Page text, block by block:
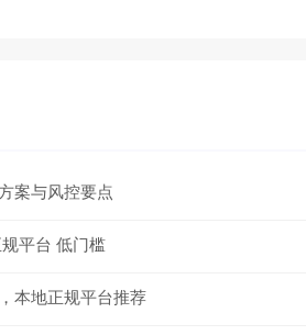
案与风控要点
平台 低门槛
本地正规平台推荐